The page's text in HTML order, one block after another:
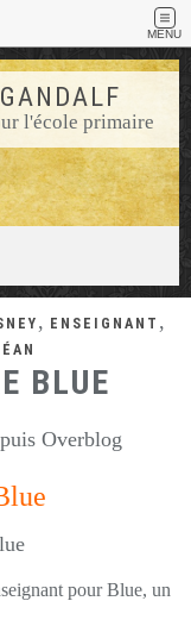
MENU
l'école primaire
, ENSEIGNANT ,
BLUE
Overblog
pour Blue, un